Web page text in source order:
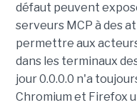
défaut peuvent
serveurs MCP à des
permettre aux
dans les terminaux
jour 0.0.0.0 n'a
Chromium et Firefox